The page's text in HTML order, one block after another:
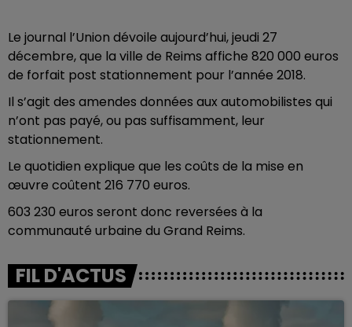
Le journal l’Union dévoile aujourd’hui, jeudi 27
décembre, que la ville de Reims affiche 820 000 euros
de forfait post stationnement pour l’année 2018.
Il s’agit des amendes données aux automobilistes qui
n’ont pas payé, ou pas suffisamment, leur
stationnement.
Le quotidien explique que les coûts de la mise en
œuvre coûtent 216 770 euros.
603 230 euros seront donc reversées à la
communauté urbaine du Grand Reims.
FIL D'ACTUS